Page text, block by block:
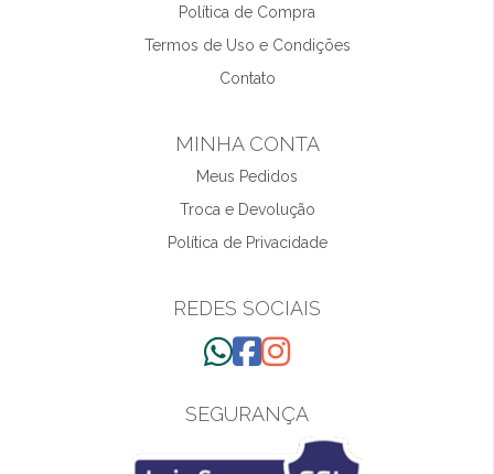
Política de Compra
Termos de Uso e Condições
Contato
MINHA CONTA
Meus Pedidos
Troca e Devolução
Política de Privacidade
REDES SOCIAIS
SEGURANÇA